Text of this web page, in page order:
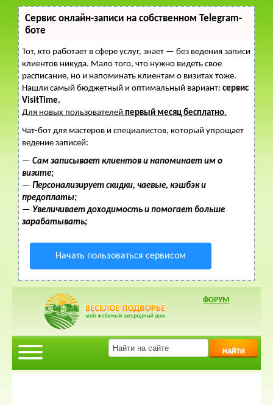
Сервис онлайн-записи на собственном Telegram-
боте
Тот, кто работает в сфере услуг, знает — без ведения записи
клиентов никуда. Мало того, что нужно видеть свое
расписание, но и напоминать клиентам о визитах тоже.
Нашли самый бюджетный и оптимальный вариант: сервис
VisitTime.
Для новых пользователей первый месяц бесплатно.
Чат-бот для мастеров и специалистов, который упрощает
ведение записей:
— Сам записывает клиентов и напоминает им о
визите;
— Персонализирует скидки, чаевые, кэшбэк и
предоплаты;
— Увеличивает доходимость и помогает больше
зарабатывать;
Начать пользоваться сервисом
ФОРУМ
НАЙТИ